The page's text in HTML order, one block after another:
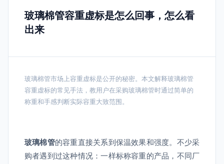
玻璃棉管容重虚标是怎么回事，怎么看
出来
玻璃棉管市场上容重虚标是公开的秘密。本文解释玻璃棉管
容重虚标的常见手法，教用户在采购玻璃棉管时通过简单的
称重和手感判断实际容重大致范围。
玻璃棉管的容重直接关系到保温效果和强度。不少采
购者遇到过这种情况：一样标称容重的产品，不同厂